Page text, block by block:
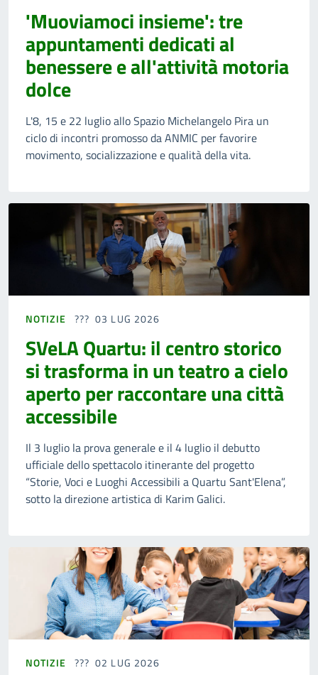
'Muoviamoci insieme': tre
appuntamenti dedicati al
benessere e all'attività motoria
dolce
L'8, 15 e 22 luglio allo Spazio Michelangelo Pira un
ciclo di incontri promosso da ANMIC per favorire
movimento, socializzazione e qualità della vita.
NOTIZIE 03 LUG 2026
SVeLA Quartu: il centro storico
si trasforma in un teatro a cielo
aperto per raccontare una città
accessibile
Il 3 luglio la prova generale e il 4 luglio il debutto
ufficiale dello spettacolo itinerante del progetto
“Storie, Voci e Luoghi Accessibili a Quartu Sant'Elena”,
sotto la direzione artistica di Karim Galici.
NOTIZIE 02 LUG 2026